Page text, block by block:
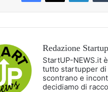
Redazione
StartUP-NEWS.it
tutto startupper
scontrano e
decidiamo di